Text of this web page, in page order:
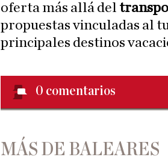
oferta más allá del
propuestas vinculadas al
principales destinos
0 comentarios
MÁS DE BALEARES